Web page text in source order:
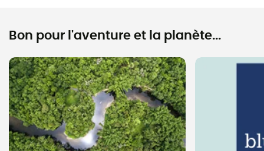
Bon pour l'aventure et la planète...